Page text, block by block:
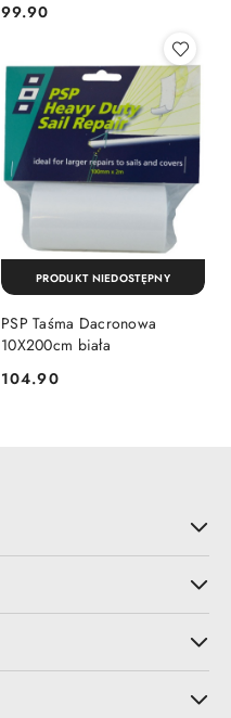
Cena:
99.90
PSP Taśma Dacronowa
10X200cm biała
Cena:
104.90
PRODUKT NIEDOSTĘPNY